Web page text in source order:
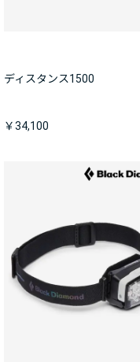
ディスタンス1500
￥34,100